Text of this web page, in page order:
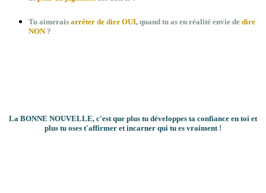
Tu aimerais arrêter de dire OUI, quand tu as en réalité envie de dire
NON ?
La BONNE NOUVELLE, c'est que plus tu développes ta confiance en toi et
plus tu oses t'affirmer et incarner qui tu es vraiment !